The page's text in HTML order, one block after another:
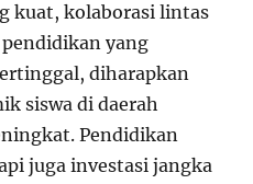
kuat, kolaborasi lintas
yang
diharapkan
siswa di daerah
Pendidikan
juga investasi jangka